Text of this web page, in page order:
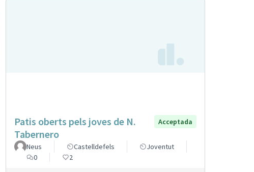
Patis oberts pels joves de N.
Tabernero
Acceptada
Neus Castelldefels
Joventut
0
2